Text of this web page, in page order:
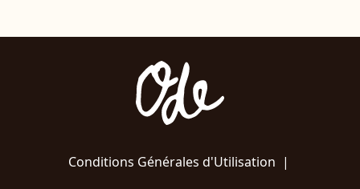
Conditions Générales d'Utilisation |